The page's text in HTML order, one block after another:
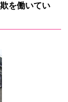
を働いてい